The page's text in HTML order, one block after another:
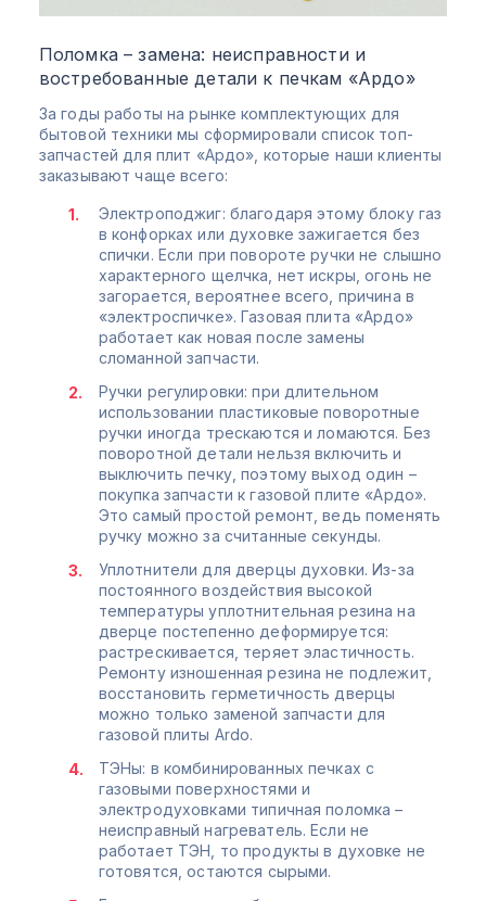
Поломка – замена: неисправности и
востребованные детали к печкам «Ардо»
За годы работы на рынке комплектующих для
бытовой техники мы сформировали список топ-
запчастей для плит «Ардо», которые наши клиенты
заказывают чаще всего:
Электроподжиг: благодаря этому блоку газ
в конфорках или духовке зажигается без
спички. Если при повороте ручки не слышно
характерного щелчка, нет искры, огонь не
загорается, вероятнее всего, причина в
«электроспичке». Газовая плита «Ардо»
работает как новая после замены
сломанной запчасти.
Ручки регулировки: при длительном
использовании пластиковые поворотные
ручки иногда трескаются и ломаются. Без
поворотной детали нельзя включить и
выключить печку, поэтому выход один –
покупка запчасти к газовой плите «Ардо».
Это самый простой ремонт, ведь поменять
ручку можно за считанные секунды.
Уплотнители для дверцы духовки. Из-за
постоянного воздействия высокой
температуры уплотнительная резина на
дверце постепенно деформируется:
растрескивается, теряет эластичность.
Ремонту изношенная резина не подлежит,
восстановить герметичность дверцы
можно только заменой запчасти для
газовой плиты Ardo.
ТЭНы: в комбинированных печках с
газовыми поверхностями и
электродуховками типичная поломка –
неисправный нагреватель. Если не
работает ТЭН, то продукты в духовке не
готовятся, остаются сырыми.